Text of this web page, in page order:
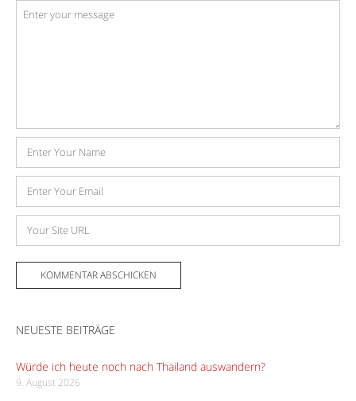
Kommentar
Name
Mail-
Website
NEUESTE BEITRÄGE
Würde ich heute noch nach Thailand auswandern?
9. August 2026